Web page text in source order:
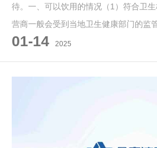
待。一、可以饮用的情况（1）符合卫
营商一般会受到当地卫生健康部门的监
进行维护和保养，包括更换滤芯
01-14 2025